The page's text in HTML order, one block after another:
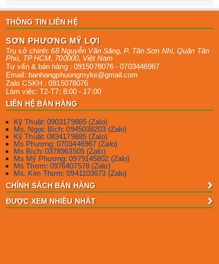
THÔNG TIN LIÊN HỆ
SƠN PHƯƠNG MỸ LỢI
Trụ sở chính:68 Nguyễn Văn Săng, P. Tân Sơn Nhì,Quận Tân
Phú, TP HCM, 700000, Việt Nam
Tư vấn & bán hàng : 0915078076 -0703446967
Email: banhangphuongmyloi@gmail.com
Zalo CSKH :0915078076
Làm việc: T2-T7: 8:00 - 17:00
LIÊN HỆ BÁN HÀNG
Kỹ Thuật: 0903179885 (Zalo)
Ms. Ngọc Bích: 0945038203 (Zalo)
Kỹ Thuật: 0834179885 (Zalo)
Ms Phương: 0703446967 (Zalo)
Ms Bích: 0378963505 (Zalo)
Ms Mỹ Phương: 0979145802 (Zalo)
Ms Thơm: 0976407578 (Zalo)
Ms. Kim Thơm: 0941103673 (Zalo)
CHÍNH SÁCH BÁN HÀNG
ĐƯỢC XEM NHIỀU NHẤT